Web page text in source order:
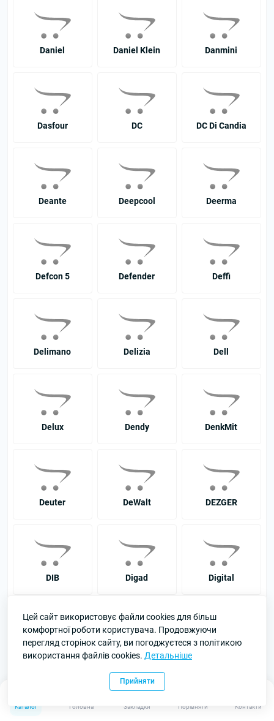
Каталог Головна Закладки
0
Порівняти Контакти
Daniel Daniel Klein Danmini
Dasfour DC DC Di Candia
Deante Deepcool Deerma
Defcon 5 Defender Deffi
Delimano Delizia Dell
Delux Dendy DenkMit
Deuter DeWalt DEZGER
DIB Digad Digital
Digitus Digoo
Цей сайт використовує файли cookies для більш
комфортної роботи користувача. Продовжуючи
перегляд сторінок сайту, ви погоджуєтеся з політикою
використання файлів cookies. Детальніше
Прийняти